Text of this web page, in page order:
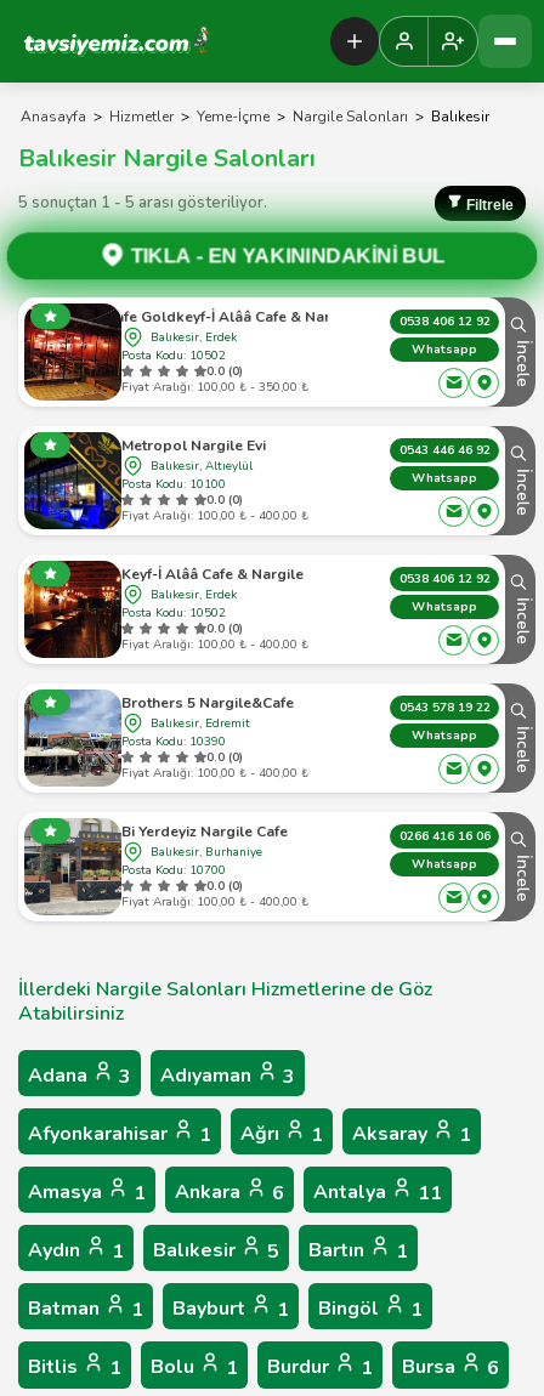
Tavsiyemiz Anasayfa
Anasayfa > Hizmetler > Yeme-İçme > Nargile Salonları > Balıkesir
Balıkesir Nargile Salonları
5 sonuçtan 1 - 5 arası gösteriliyor. Filtrele
TIKLA -EN YAKININDAKİNİ BUL
Cafe Goldkeyf-İ Alââ Cafe & Nargile
Balıkesir, Erdek
Posta Kodu: 10502
0.0 (0)
Fiyat Aralığı: 100,00 ₺ - 350,00 ₺
0538 406 12 92
Whatsapp
İncele
Metropol Nargile Evi
Balıkesir, Altıeylül
Posta Kodu: 10100
0.0 (0)
Fiyat Aralığı: 100,00 ₺ - 400,00 ₺
0543 446 46 92
Whatsapp
İncele
Keyf-İ Alââ Cafe & Nargile
Balıkesir, Erdek
Posta Kodu: 10502
0.0 (0)
Fiyat Aralığı: 100,00 ₺ - 400,00 ₺
0538 406 12 92
Whatsapp
İncele
Brothers 5 Nargile&Cafe
Balıkesir, Edremit
Posta Kodu: 10390
0.0 (0)
Fiyat Aralığı: 100,00 ₺ - 400,00 ₺
0543 578 19 22
Whatsapp
İncele
Bi Yerdeyiz Nargile Cafe
Balıkesir, Burhaniye
Posta Kodu: 10700
0.0 (0)
Fiyat Aralığı: 100,00 ₺ - 400,00 ₺
0266 416 16 06
Whatsapp
İncele
İllerdeki Nargile Salonları Hizmetlerine de Göz
Atabilirsiniz
Adana 3 Adıyaman 3
Afyonkarahisar 1 Ağrı 1 Aksaray 1
Amasya 1 Ankara 6 Antalya 11
Aydın 1 Balıkesir 5 Bartın 1
Batman 1 Bayburt 1 Bingöl 1
Bitlis 1 Bolu 1 Burdur 1 Bursa 6